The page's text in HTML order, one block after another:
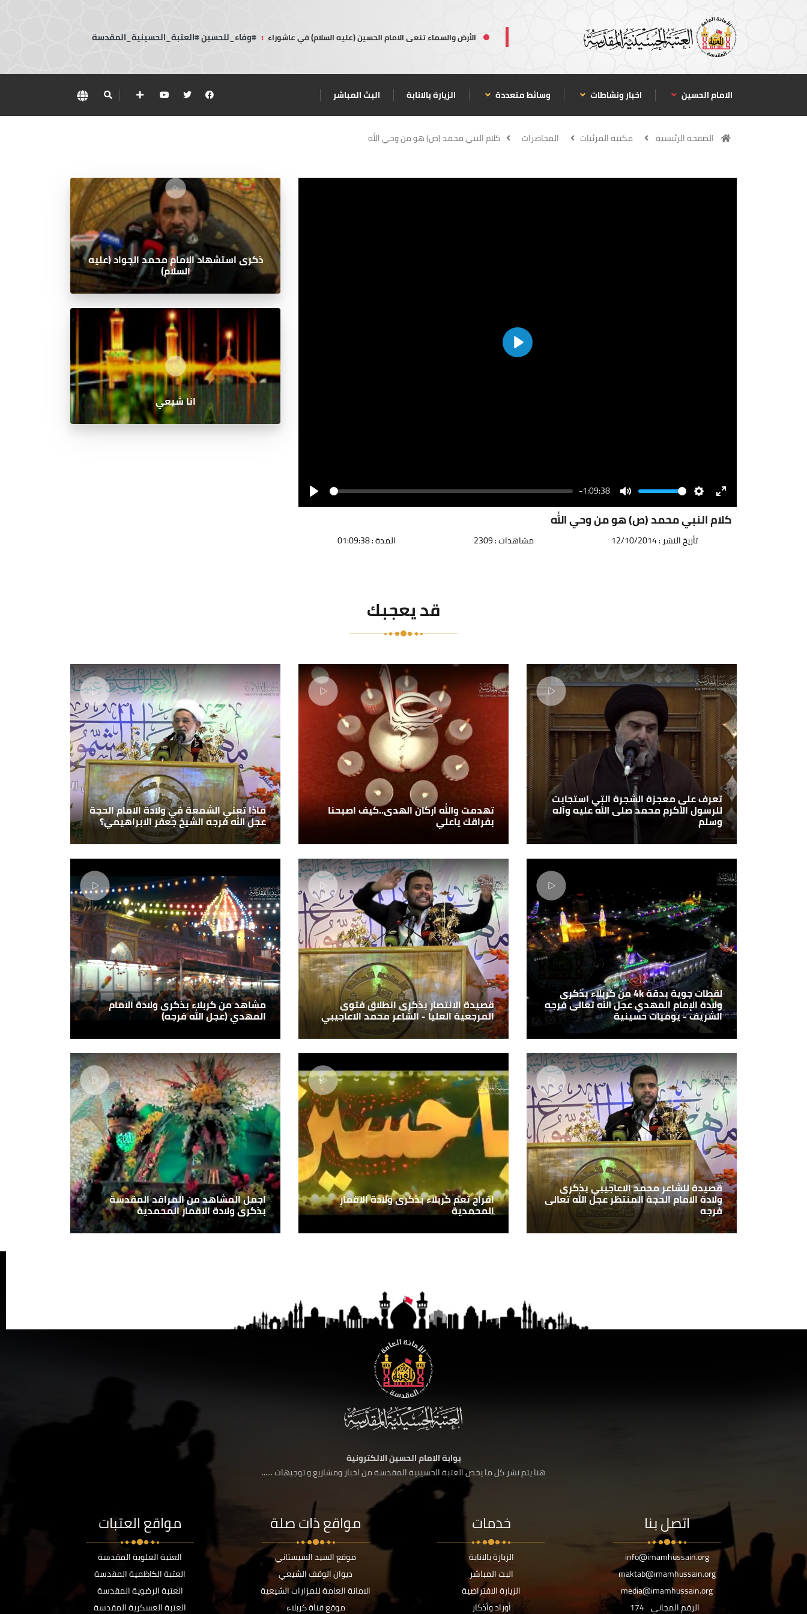
الأرض والسماء تنعى الامام الحسين (عليه السلام) في عاشوراء : #وفاء_للحسين #العتبة_الحسينية_المقدسة
الامام الحسين اخبار ونشاطات وسائط متعددة الزيارة بالانابة البث المباشر
الصفحة الرئيسية مكتبة المرئيات المحاضرات كلام النبي محمد (ص) هو من وحي الله
Play
Play
Seek -1:09:38
Mute
Volume
SettingsEnter
fullscreenكلام النبي محمد (ص) هو من وحي الله
تأريخ النشر : 12/10/2014 مشاهدات : 2309 المدة : 01:09:38
ذكرى استشهاد الامام محمد الجواد (عليه
السلام)
انا شيعي
قد يعجبك
تعرف على معجزة الشجرة التي استجابت
للرسول الأكرم محمد صلى الله عليه وآله
وسلم
تهدمت والله اركان الهدى..كيف اصبحنا
بفراقك ياعلي
ماذا تعني الشمعة في ولادة الامام الحجة
عجل الله فرجه الشيخ جعفر الابراهيمي؟
لقطات جوية بدقة 4k من كربلاء بذكرى
ولادة الإمام المهدي عجل الله تعالى فرجه
الشريف - يوميات حسينية
قصيدة الانتصار بذكرى انطلاق فتوى
المرجعية العليا - الشاعر محمد الاعاجيبي
مشاهد من كربلاء بذكرى ولادة الامام
المهدي (عجل الله فرجه)
قصيدة للشاعر محمد الاعاجيبي بذكرى
ولادة الامام الحجة المنتظر عجل الله تعالى
فرجه
افراح تعم كربلاء بذكرى ولادة الاقمار
المحمدية
اجمل المشاهد من المراقد المقدسة
بذكرى ولادة الاقمار المحمدية
بوابة الامام الحسين الالكترونية
هنا يتم نشر كل ما يخص العتبة الحسينية المقدسة من اخبار ومشاريع و توجيهات ......
اتصل بنا
info@imamhussain.org
maktab@imamhussain.org
media@imamhussain.org
الرقم المجاني 174
خدمات
الزيارة بالانابة
البث المباشر
الزيارة الافتراضية
أوراد وأذكار
مواقع ذات صلة
موقع السيد السيستاني
ديوان الوقف الشيعي
الامانة العامة للمزارات الشيعية
موقع قناة كربلاء
مواقع العتبات
العتبة العلوية المقدسة
العتبة الكاظمية المقدسة
العتبة الرضوية المقدسة
العتبة العسكرية المقدسة